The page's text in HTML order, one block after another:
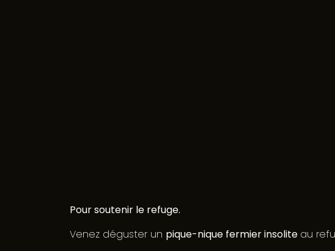
Pour soutenir le refuge.
Venez déguster un pique-nique fermier insolite au